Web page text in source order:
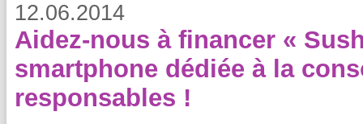
12.06.2014
Aidez-nous à financer «
smartphone dédiée à la
responsables !